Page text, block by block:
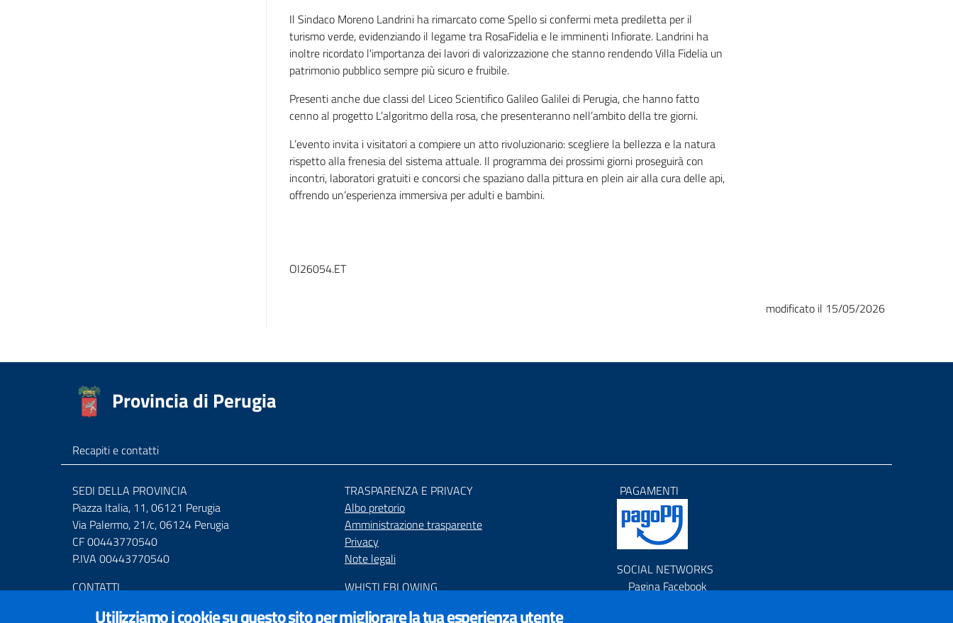
Il Sindaco Moreno Landrini ha rimarcato come Spello si confermi meta prediletta per il
turismo verde, evidenziando il legame tra RosaFidelia e le imminenti Infiorate. Landrini ha
inoltre ricordato l'importanza dei lavori di valorizzazione che stanno rendendo Villa Fidelia un
patrimonio pubblico sempre più sicuro e fruibile.
Presenti anche due classi del Liceo Scientifico Galileo Galilei di Perugia, che hanno fatto
cenno al progetto L’algoritmo della rosa, che presenteranno nell’ambito della tre giorni.
L’evento invita i visitatori a compiere un atto rivoluzionario: scegliere la bellezza e la natura
rispetto alla frenesia del sistema attuale. Il programma dei prossimi giorni proseguirà con
incontri, laboratori gratuiti e concorsi che spaziano dalla pittura en plein air alla cura delle api,
offrendo un’esperienza immersiva per adulti e bambini.
OI26054.ET
modificato il 15/05/2026
Provincia di Perugia
Recapiti e contatti
SEDI DELLA PROVINCIA
Piazza Italia, 11, 06121 Perugia
Via Palermo, 21/c, 06124 Perugia
CF 00443770540
P.IVA 00443770540
CONTATTI
TRASPARENZA E PRIVACY
Albo pretorio
Amministrazione trasparente
Privacy
Note legali
WHISTLEBLOWING
PAGAMENTI
SOCIAL NETWORKS
Pagina Facebook
Utilizziamo i cookie su questo sito per migliorare la tua esperienza utente